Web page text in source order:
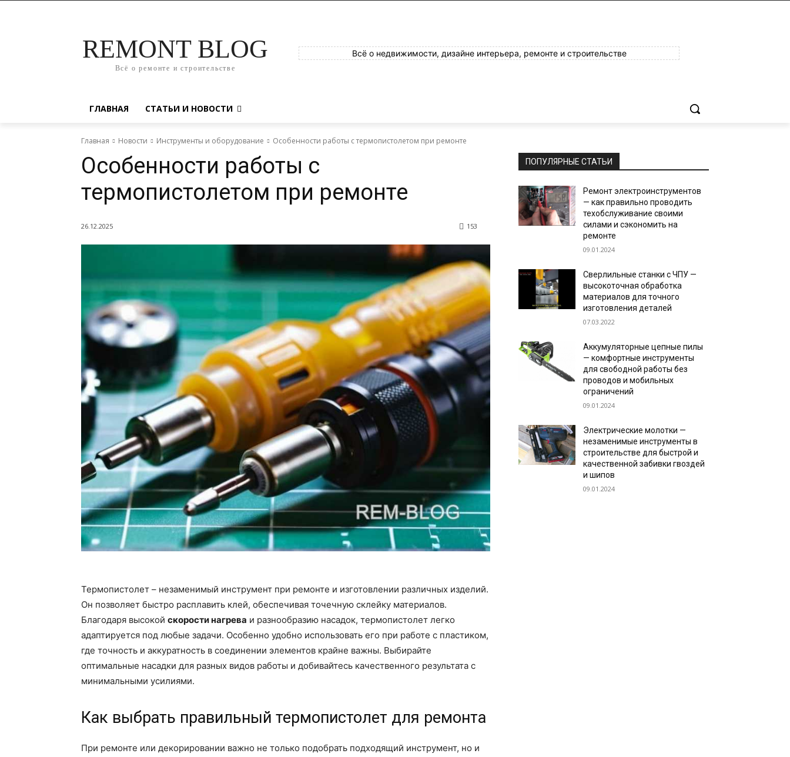
REMONT BLOG
Всё о ремонте и строительстве
Всё о недвижимости, дизайне интерьера, ремонте и строительстве
ГЛАВНАЯ СТАТЬИ И НОВОСТИ
Главная Новости Инструменты и оборудование Особенности работы с термопистолетом при ремонте
Особенности работы с
термопистолетом при ремонте
26.12.2025 153
Термопистолет – незаменимый инструмент при ремонте и изготовлении различных изделий.
Он позволяет быстро расплавить клей, обеспечивая точечную склейку материалов.
Благодаря высокой скорости нагрева и разнообразию насадок, термопистолет легко
адаптируется под любые задачи. Особенно удобно использовать его при работе с пластиком,
где точность и аккуратность в соединении элементов крайне важны. Выбирайте
оптимальные насадки для разных видов работы и добивайтесь качественного результата с
минимальными усилиями.
Как выбрать правильный термопистолет для ремонта
При ремонте или декорировании важно не только подобрать подходящий инструмент, но и
ПОПУЛЯРНЫЕ СТАТЬИ
Ремонт электроинструментов
— как правильно проводить
техобслуживание своими
силами и сэкономить на
ремонте
09.01.2024
Сверлильные станки с ЧПУ —
высокоточная обработка
материалов для точного
изготовления деталей
07.03.2022
Аккумуляторные цепные пилы
— комфортные инструменты
для свободной работы без
проводов и мобильных
ограничений
09.01.2024
Электрические молотки —
незаменимые инструменты в
строительстве для быстрой и
качественной забивки гвоздей
и шипов
09.01.2024